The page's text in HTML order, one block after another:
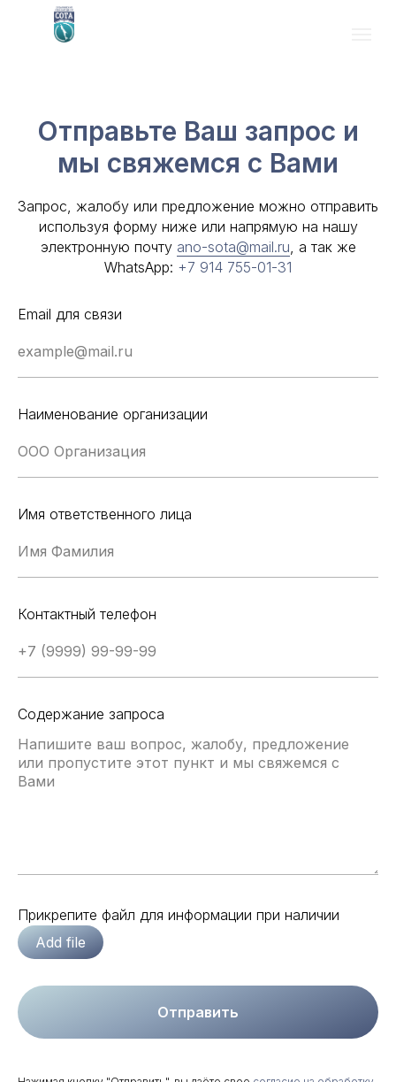
Отправьте Ваш запрос и
мы свяжемся с Вами
Запрос, жалобу или предложение можно отправить
используя форму ниже или напрямую на нашу
электронную почту ano-sota@mail.ru, а так же
WhatsApp: +7 914 755-01-31
Email для связи
Наименование организации
Имя ответственного лица
Контактный телефон
Содержание запроса
Прикрепите файл для информации при наличии
Add file
Отправить